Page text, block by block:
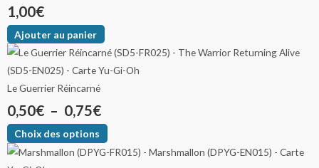
1,00€
Ajouter au panier
Le Guerrier Réincarné
0,50€ – 0,75€
Choix des options